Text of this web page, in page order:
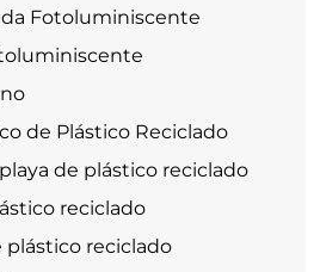
Fotoluminiscente
de Plástico Reciclado
de plástico reciclado
reciclado
plástico reciclado